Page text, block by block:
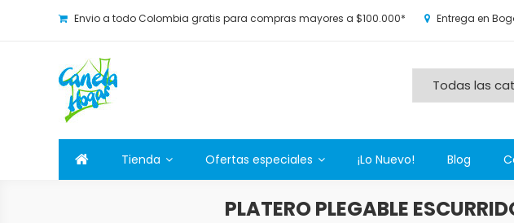
Envio a todo Colombia gratis para compras mayores a $100.000* Entrega en
Canela Hogar
Tienda Ofertas especiales ¡Lo Nuevo! Blog
PLATERO PLEGABLE